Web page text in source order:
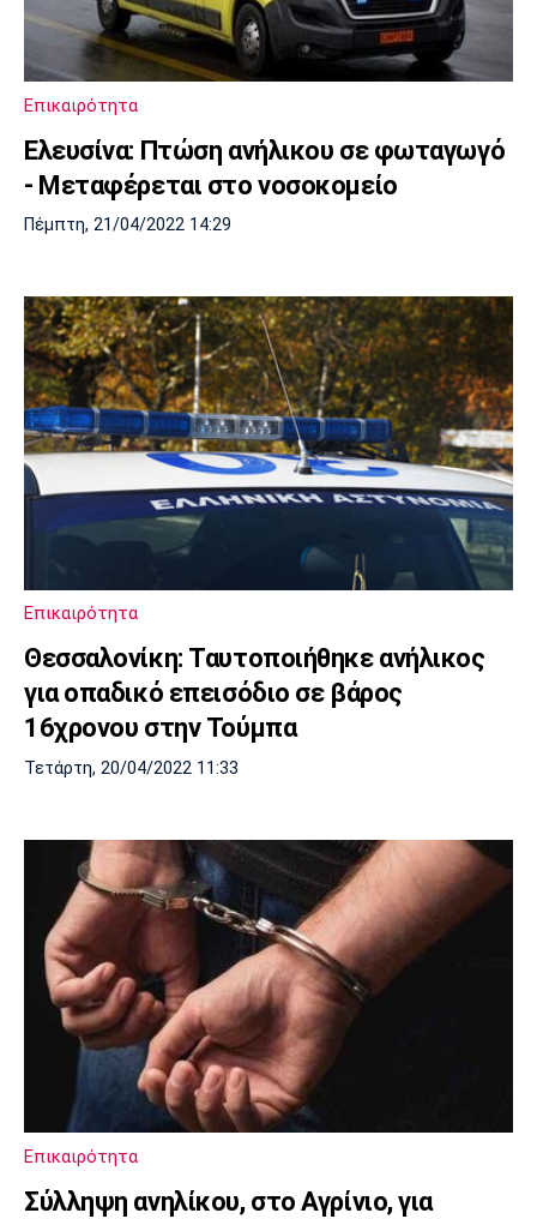
Πολιτισμός
Τραγούδια
Cine Spot
Running
Media
Παρασκήνιο
Πρόγραμμα TV
Ιωνικός
Μάντσεστερ
Γιουνάιτεντ
Τσέλσι Άρσεναλ
Λίβερπουλ
Μάντσεστερ
Ίντερ Μίλαν Μπάγερν
Ντόρτμουντ
Ζερμέν
Μονακό
Ερυθρός
Αστέρας
Τότεναμ
Πόρτο Μπενφίκα
Επικαιρότητα
Ελευσίνα: Πτώση ανήλικου σε φωταγωγό
- Μεταφέρεται στο νοσοκομείο
Πέμπτη, 21/04/2022 14:29
Επικαιρότητα
Θεσσαλονίκη: Ταυτοποιήθηκε ανήλικος
για οπαδικό επεισόδιο σε βάρος
16χρονου στην Τούμπα
Τετάρτη, 20/04/2022 11:33
Επικαιρότητα
Σύλληψη ανηλίκου, στο Αγρίνιο, για